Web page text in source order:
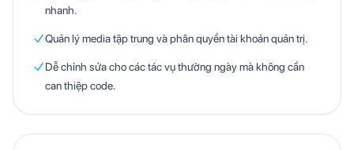
nhanh.
Quản lý media tập trung và phân quyền tài khoản quản trị.
Dễ chỉnh sửa cho các tác vụ thường ngày mà không cần
can thiệp code.